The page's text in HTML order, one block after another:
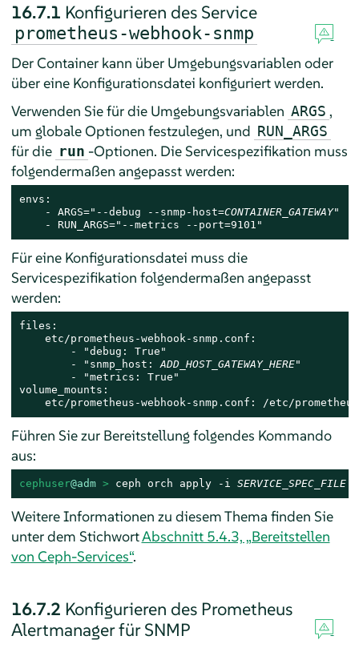
16.7.1 Konfigurieren des Service
prometheus-webhook-snmp
Der Container kann über Umgebungsvariablen oder
über eine Konfigurationsdatei konfiguriert werden.
Verwenden Sie für die Umgebungsvariablen ARGS ,
um globale Optionen festzulegen, und RUN_ARGS
für die run -Optionen. Die Servicespezifikation muss
folgendermaßen angepasst werden:
envs:
    - ARGS="--debug --snmp-host=
CONTAINER_GATEWAY"
    - RUN_ARGS="--metrics --port=9101"
Für eine Konfigurationsdatei muss die
Servicespezifikation folgendermaßen angepasst
werden:
files:
    etc/prometheus-webhook-snmp.conf:
        - "debug: True"
        - "snmp_host:
ADD_HOST_GATEWAY_HERE"
        - "metrics: True"
volume_mounts:
etc/prometheus-webhook-snmp.conf: /etc/
Führen Sie zur Bereitstellung folgendes Kommando
aus:
cephuser@adm > ceph orch apply -i SERVICE_SPEC_FILE
Weitere Informationen zu diesem Thema finden Sie
unter dem StichwortAbschnitt 5.4.3, „Bereitstellen
von Ceph-Services“.
16.7.2 Konfigurieren des Prometheus
Alertmanager für SNMP